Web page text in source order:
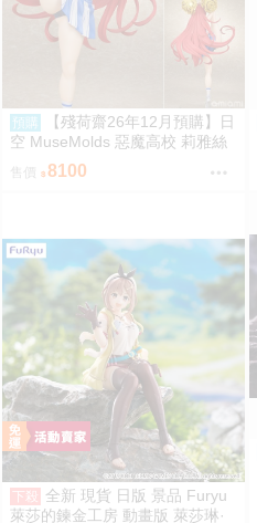
預購
【殘荷齋26年12月預購】日
空 MuseMolds 惡魔高校 莉雅絲
啦啦隊Ver 1/6
8100
下殺
全新 現貨 日版 景品 Furyu
萊莎的鍊金工房 動畫版 萊莎琳·